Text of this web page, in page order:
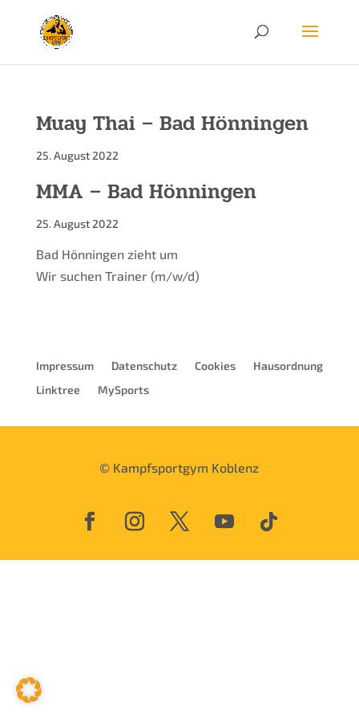
Muay Thai – Bad Hönningen
25. August 2022
MMA – Bad Hönningen
25. August 2022
Bad Hönningen zieht um
Wir suchen Trainer (m/w/d)
Impressum Datenschutz Cookies
Hausordnung
Linktree
MySports
© Kampfsportgym Koblenz